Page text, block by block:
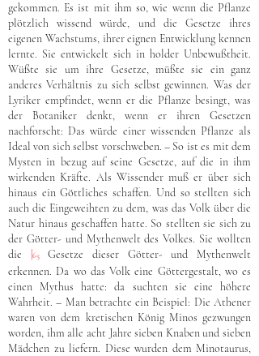
gekommen. Es ist mit ihm so, wie wenn die Pflanze
plötzlich wissend würde, und die Gesetze ihres
eigenen Wachstums, ihrer eignen Entwicklung kennen
lernte. Sie entwickelt sich in holder Unbewußtheit.
Wüßte sie um ihre Gesetze, müßte sie ein ganz
anderes Verhältnis zu sich selbst gewinnen. Was der
Lyriker empfindet, wenn er die Pflanze besingt, was
der Botaniker denkt, wenn er ihren Gesetzen
nachforscht: Das würde einer wissenden Pflanze als
Ideal von sich selbst vorschweben. – So ist es mit dem
Mysten in bezug auf seine Gesetze, auf die in ihm
wirkenden Kräfte. Als Wissender muß er über sich
hinaus ein Göttliches schaffen. Und so stellten sich
auch die Eingeweihten zu dem, was das Volk über die
Natur hinaus geschaffen hatte. So stellten sie sich zu
der Götter- und Mythenwelt des Volkes. Sie wollten
die
65Gesetze dieser Götter- und Mythenwelt
erkennen. Da wo das Volk eine Göttergestalt, wo es
einen Mythus hatte: da suchten sie eine höhere
Wahrheit. – Man betrachte ein Beispiel: Die Athener
waren von dem kretischen König Minos gezwungen
worden, ihm alle acht Jahre sieben Knaben und sieben
Mädchen zu liefern. Diese wurden dem Minotaurus,